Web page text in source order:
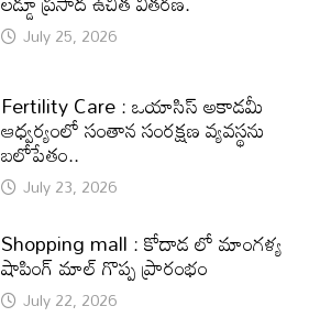
July 25, 2026
Fertility Care : ఒయాసిస్ అకాడమీ
ఆధ్వర్యంలో సంతాన సంరక్షణ వ్యవస్థను
బలోపేతం..
July 23, 2026
Shopping mall : కోదాడ లో మాంగళ్య
షాపింగ్ మాల్ గొప్ప ప్రారంభం
July 22, 2026